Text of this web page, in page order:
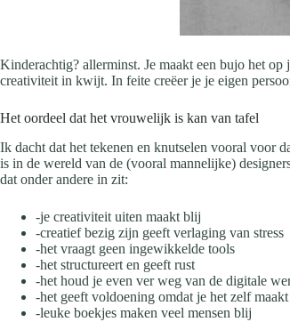
Kinderachtig? allerminst. Je maakt een bujo het
creativiteit in kwijt. In feite creëer je je eigen
Het oordeel dat het vrouwelijk is kan van tafel
Ik dacht dat het tekenen en knutselen vooral voor
is in de wereld van de (vooral mannelijke)
dat onder andere in zit:
-je creativiteit uiten maakt blij
-creatief bezig zijn geeft verlaging van stress
-het vraagt geen ingewikkelde tools
-het structureert en geeft rust
-het houd je even ver weg van de digitale
-het geeft voldoening omdat je het zelf maakt
-leuke boekjes maken veel mensen blij